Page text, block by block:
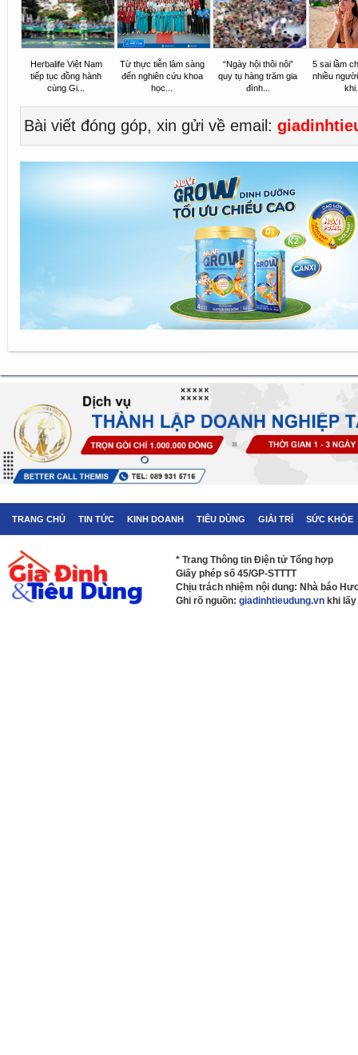
Herbalife Việt Nam
tiếp tục đồng hành
cùng Gi...
Từ thực tiễn lâm sàng
đến nghiên cứu khoa
học...
“Ngày hội thôi nôi”
quy tụ hàng trăm gia
đình...
5 sai lầm
nhiều
Bài viết đóng góp, xin gửi về email:
TRANG CHỦ TIN TỨC KINH DOANH TIÊU DÙNG GIẢI TRÍ SỨC KHỎE
* Trang Thông tin Điện tử Tổng hợp
Giấy phép số 45/GP-STTTT
Chịu trách nhiệm nội dung: Nhà báo
Ghi rõ nguồn: giadinhtieudung.vn khi